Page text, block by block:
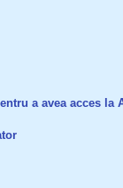
a avea acces